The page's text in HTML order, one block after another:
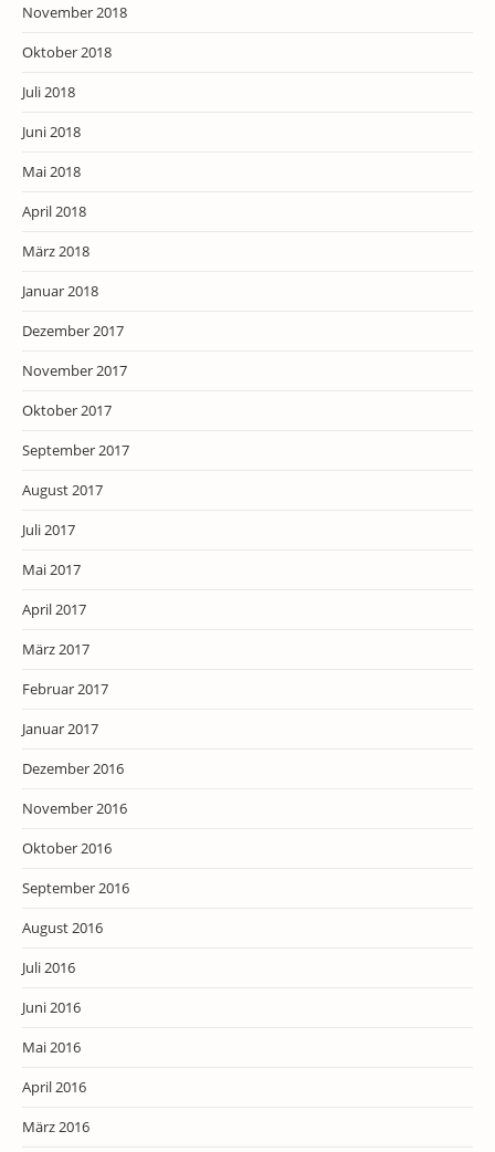
November 2018
Oktober 2018
Juli 2018
Juni 2018
Mai 2018
April 2018
März 2018
Januar 2018
Dezember 2017
November 2017
Oktober 2017
September 2017
August 2017
Juli 2017
Mai 2017
April 2017
März 2017
Februar 2017
Januar 2017
Dezember 2016
November 2016
Oktober 2016
September 2016
August 2016
Juli 2016
Juni 2016
Mai 2016
April 2016
März 2016